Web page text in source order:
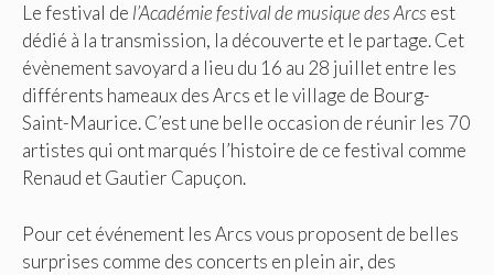
Le festival de l’Académie festival de musique des Arcs est
dédié à la transmission, la découverte et le partage. Cet
évènement savoyard a lieu du 16 au 28 juillet entre les
différents hameaux des Arcs et le village de Bourg-
Saint-Maurice. C’est une belle occasion de réunir les 70
artistes qui ont marqués l’histoire de ce festival comme
Renaud et Gautier Capuçon.
Pour cet événement les Arcs vous proposent de belles
surprises comme des concerts en plein air, des